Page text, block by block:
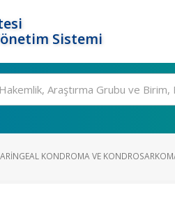
Sistemi
KONDROMA VE